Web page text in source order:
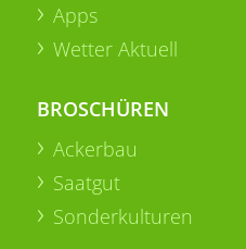
Apps
Wetter Aktuell
BROSCHÜREN
Ackerbau
Saatgut
Sonderkulturen